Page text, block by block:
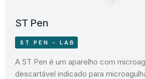
ST Pen
ST PEN - LAB
A ST Pen é um aparelho com
descartável indicado para